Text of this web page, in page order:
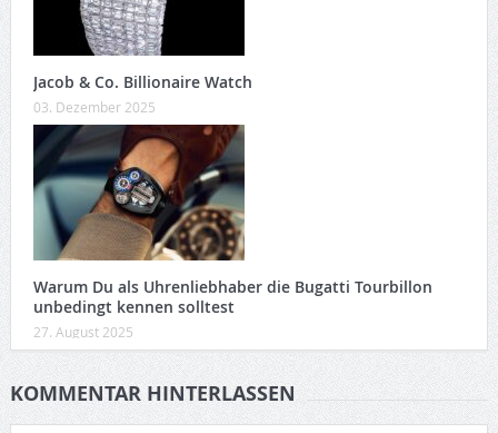
Jacob & Co. Billionaire Watch
03. Dezember 2025
Warum Du als Uhrenliebhaber die Bugatti Tourbillon
unbedingt kennen solltest
27. August 2025
KOMMENTAR HINTERLASSEN